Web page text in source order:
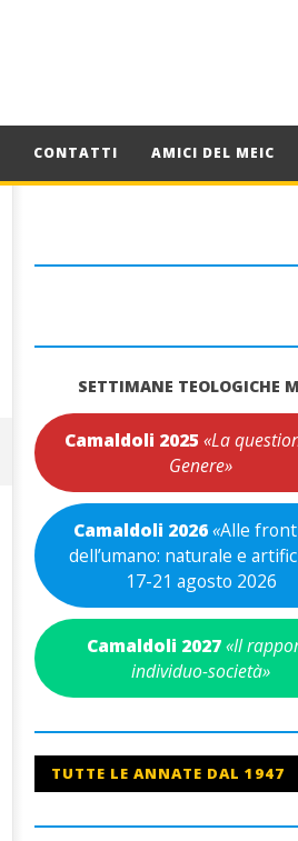
CONTATTI AMICI DEL MEIC
SETTIMANE TEOLOGICHE
Camaldoli 2025 «La
Genere»
Camaldoli 2026«Alle
dell’umano: naturale e
17-21 agosto 2026
Camaldoli 2027 «Il
individuo-società»
TUTTE LE ANNATE DAL 1947